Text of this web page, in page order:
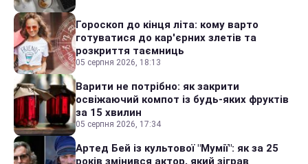
Гороскоп до кінця літа: кому варто
готуватися до кар'єрних злетів та
розкриття таємниць
05 серпня 2026, 18:13
Варити не потрібно: як закрити
освіжаючий компот із будь-яких фруктів
за 15 хвилин
05 серпня 2026, 17:34
Артед Бей із культової "Мумії": як за 25
років змінився актор, який зіграв